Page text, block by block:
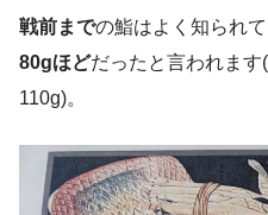
戦前までの鮨はよく知られて
80gほどだったと言われま
110g)。